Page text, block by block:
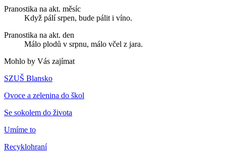
Pranostika na akt. měsíc
Když pálí srpen, bude pálit i víno.
Pranostika na akt. den
Málo plodů v srpnu, málo včel z jara.
Mohlo by Vás zajímat
SZUŠ Blansko
Ovoce a zelenina do škol
Se sokolem do života
Umíme to
Recyklohraní